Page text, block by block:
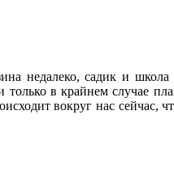
недалеко, садик и школа
в крайнем случае
вокруг нас сейчас,